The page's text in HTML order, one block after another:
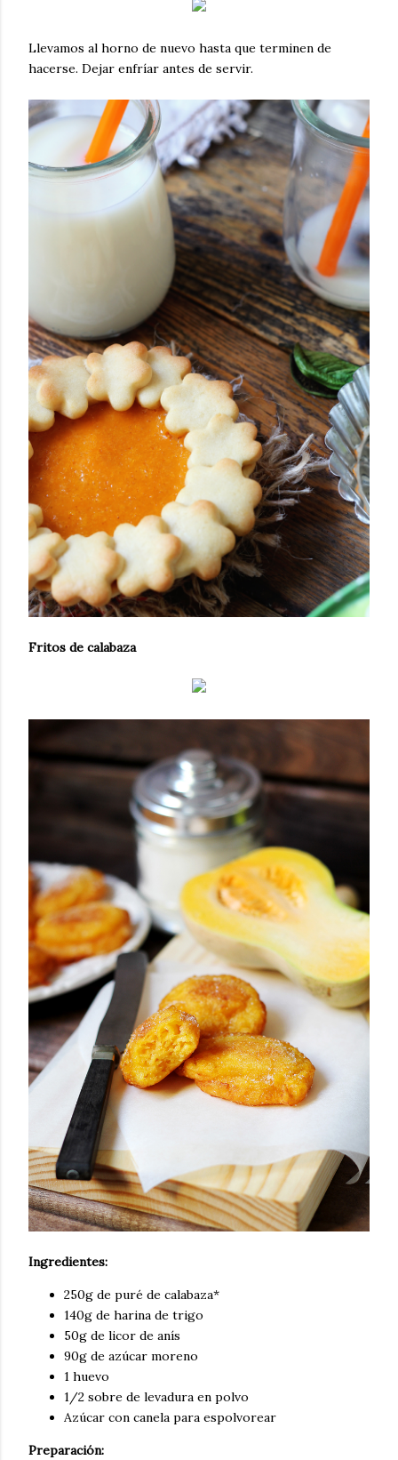
Llevamos al horno de nuevo hasta que terminen de
hacerse. Dejar enfríar antes de servir.
Fritos de calabaza
Ingredientes:
250g de puré de calabaza*
140g de harina de trigo
50g de licor de anís
90g de azúcar moreno
1 huevo
1/2 sobre de levadura en polvo
Azúcar con canela para espolvorear
Preparación: